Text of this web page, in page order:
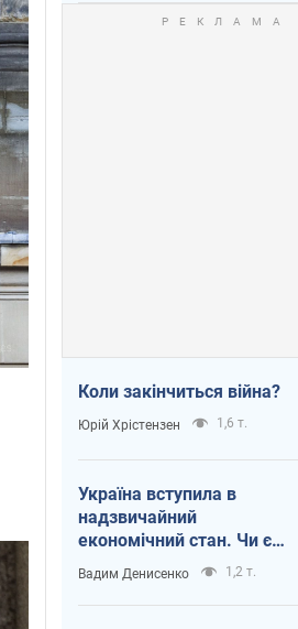
Коли закінчиться війна?
Юрій Хрістензен 1,6 т.
Україна вступила в
надзвичайний
економічний стан. Чи є
світло вкінці тунелю?
Вадим Денисенко 1,2 т.